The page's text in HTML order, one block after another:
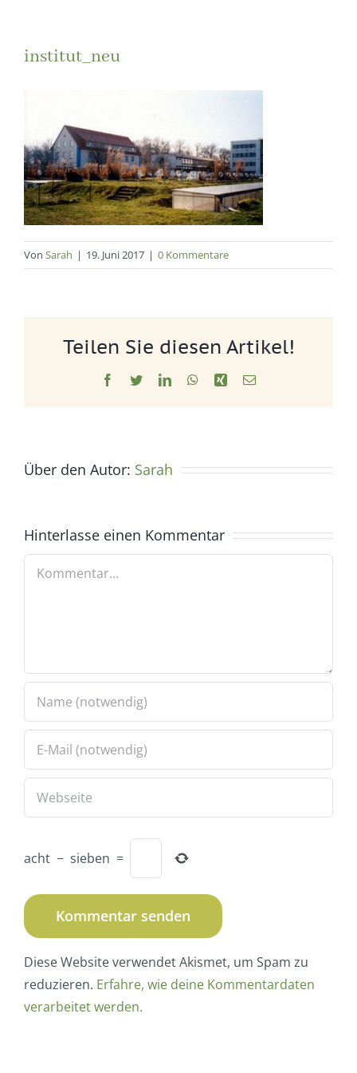
institut_neu
Von Sarah | 19. Juni 2017 | 0 Kommentare
Teilen Sie diesen Artikel!
Facebook
TwitterLinkedInWhatsApp
Xing E-
Über den Autor: Sarah
Hinterlasse einen Kommentar
Kommentar
acht − sieben =
Diese Website verwendet Akismet, um Spam zu
reduzieren. Erfahre, wie deine Kommentardaten
verarbeitet werden.